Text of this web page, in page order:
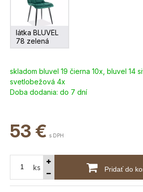
látka BLUVEL
78 zelená
skladom bluvel 19 čierna 10x, bluvel 14
svetlobežová 4x
Doba dodania: do 7 dní
53 € s DPH
ks Pridať do